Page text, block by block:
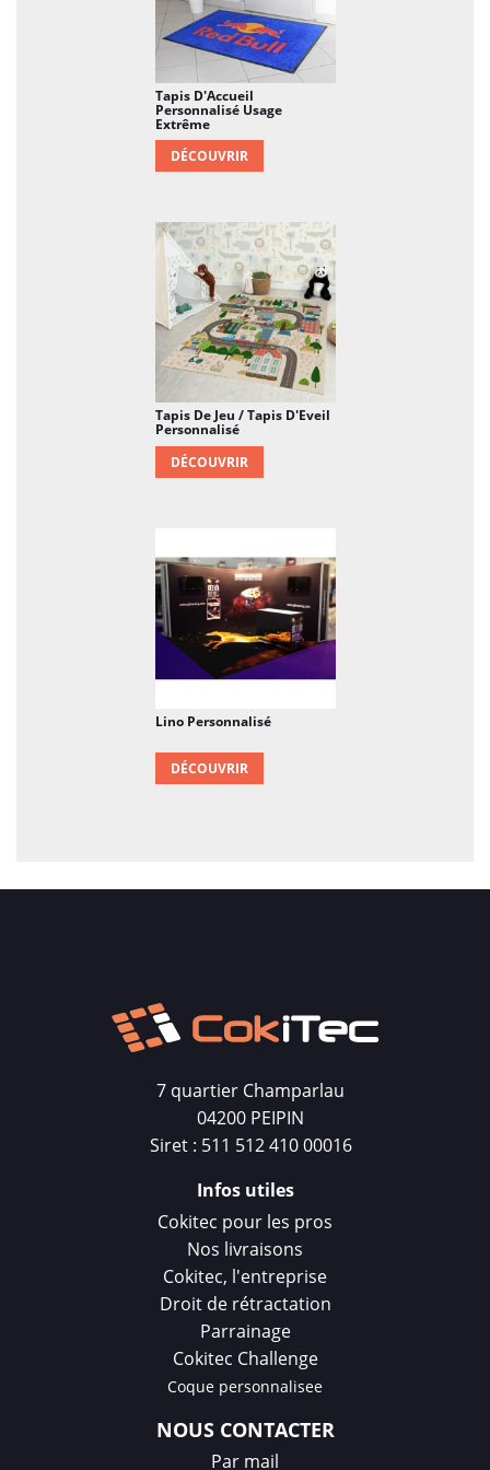
Tapis D'Accueil
Personnalisé Usage
Extrême
DÉCOUVRIR
Tapis De Jeu / Tapis D'Eveil
Personnalisé
DÉCOUVRIR
Lino Personnalisé
DÉCOUVRIR
7 quartier Champarlau
04200 PEIPIN
Siret : 511 512 410 00016
Infos utiles
Cokitec pour les pros
Nos livraisons
Cokitec, l'entreprise
Droit de rétractation
Parrainage
Cokitec Challenge
Coque personnalisee
NOUS CONTACTER
Par mail